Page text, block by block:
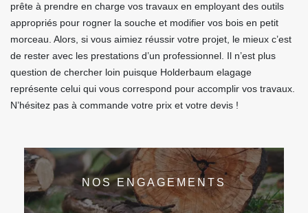
prête à prendre en charge vos travaux en employant des outils
appropriés pour rogner la souche et modifier vos bois en petit
morceau. Alors, si vous aimiez réussir votre projet, le mieux c’est
de rester avec les prestations d’un professionnel. Il n’est plus
question de chercher loin puisque Holderbaum elagage
représente celui qui vous correspond pour accomplir vos travaux.
N’hésitez pas à commande votre prix et votre devis !
NOS ENGAGEMENTS